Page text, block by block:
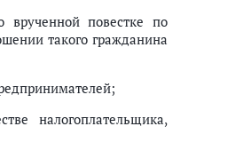
врученной повестке по
такого гражданина
налогоплательщика,